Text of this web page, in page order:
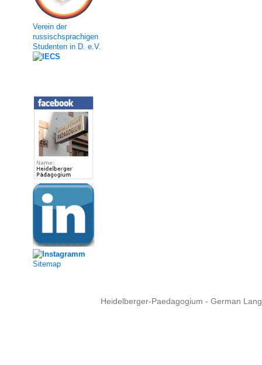
Verein der
russischsprachigen
Studenten in D. e.V.
Sitemap
Heidelberger-Paedagogium - German